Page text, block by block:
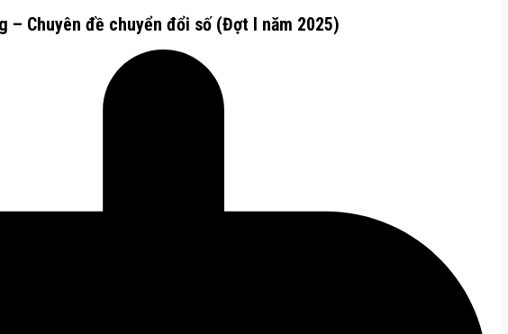
Chuyên đề chuyển đổi số (Đợt I năm 2025)